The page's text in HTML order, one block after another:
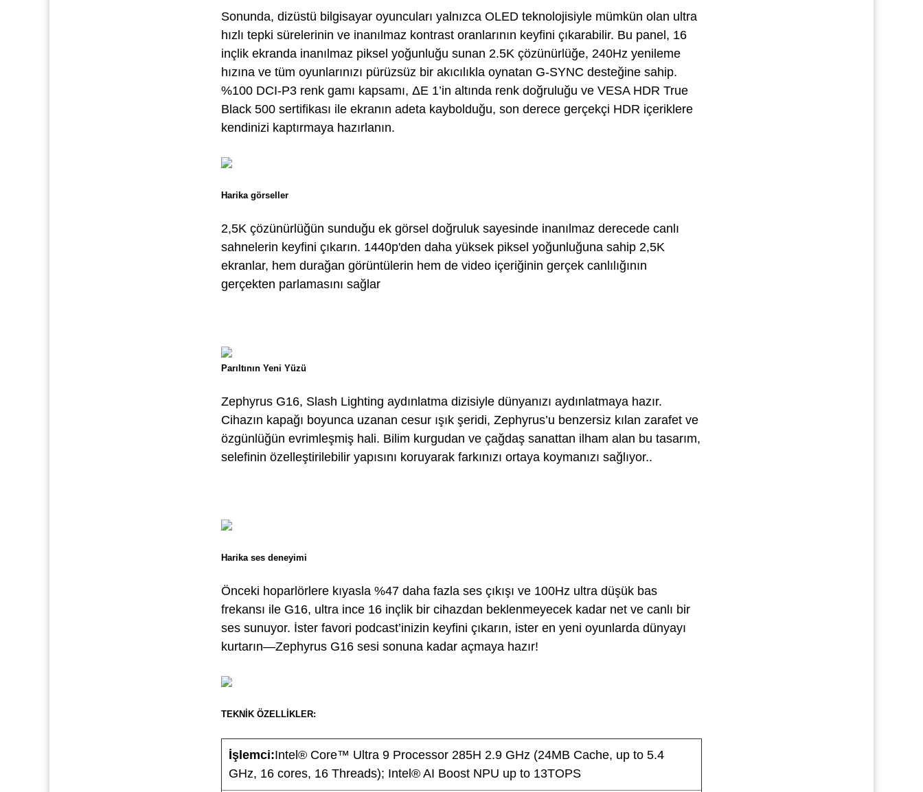
Sonunda, dizüstü bilgisayar oyuncuları yalnızca OLED teknolojisiyle mümkün olan ultra
hızlı tepki sürelerinin ve inanılmaz kontrast oranlarının keyfini çıkarabilir. Bu panel, 16
inçlik ekranda inanılmaz piksel yoğunluğu sunan 2.5K çözünürlüğe, 240Hz yenileme
hızına ve tüm oyunlarınızı pürüzsüz bir akıcılıkla oynatan G-SYNC desteğine sahip.
%100 DCI-P3 renk gamı kapsamı, ΔE 1’in altında renk doğruluğu ve VESA HDR True
Black 500 sertifikası ile ekranın adeta kaybolduğu, son derece gerçekçi HDR içeriklere
kendinizi kaptırmaya hazırlanın.
Harika görseller
2,5K çözünürlüğün sunduğu ek görsel doğruluk sayesinde inanılmaz derecede canlı
sahnelerin keyfini çıkarın. 1440p'den daha yüksek piksel yoğunluğuna sahip 2,5K
ekranlar, hem durağan görüntülerin hem de video içeriğinin gerçek canlılığının
gerçekten parlamasını sağlar
Parıltının Yeni Yüzü
Zephyrus G16, Slash Lighting aydınlatma dizisiyle dünyanızı aydınlatmaya hazır.
Cihazın kapağı boyunca uzanan cesur ışık şeridi, Zephyrus’u benzersiz kılan zarafet ve
özgünlüğün evrimleşmiş hali. Bilim kurgudan ve çağdaş sanattan ilham alan bu tasarım,
selefinin özelleştirilebilir yapısını koruyarak farkınızı ortaya koymanızı sağlıyor..
Harika ses deneyimi
Önceki hoparlörlere kıyasla %47 daha fazla ses çıkışı ve 100Hz ultra düşük bas
frekansı ile G16, ultra ince 16 inçlik bir cihazdan beklenmeyecek kadar net ve canlı bir
ses sunuyor. İster favori podcast’inizin keyfini çıkarın, ister en yeni oyunlarda dünyayı
kurtarın—Zephyrus G16 sesi sonuna kadar açmaya hazır!
TEKNİK ÖZELLİKLER:
İşlemci:Intel® Core™ Ultra 9 Processor 285H 2.9 GHz (24MB Cache, up to 5.4
GHz, 16 cores, 16 Threads); Intel® AI Boost NPU up to 13TOPS